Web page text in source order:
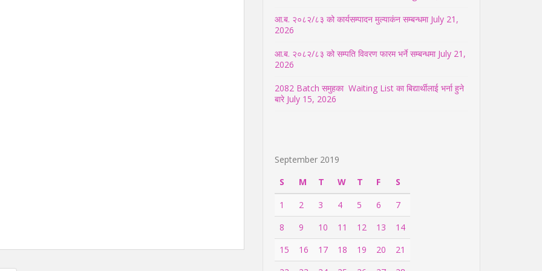
आ.ब. २०८२/८३ को कार्यसम्पादन मुल्याकंन सम्बन्धमा July 21,
2026
आ.ब. २०८२/८३ को सम्पति विवरण फारम भर्ने सम्बन्धमा July 21,
2026
2082 Batch समुहका Waiting List का बिद्यार्थीलाई भर्ना हुने
बारे July 15, 2026
September 2019
S
M T W T F
S
1
2 3 4 5 6
7
8
9 10 11 12 13
14
15
16 17 18 19 20
21